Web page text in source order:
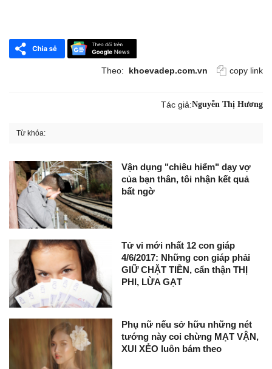
Theo: khoevadep.com.vn copy link
Tác giả:Nguyễn Thị Hương
Từ khóa:
Vận dụng "chiêu hiểm" dạy vợ
của bạn thân, tôi nhận kết quả
bất ngờ
Tử vi mới nhất 12 con giáp
4/6/2017: Những con giáp phải
GIỮ CHẶT TIỀN, cẩn thận THỊ
PHI, LỪA GẠT
Phụ nữ nếu sở hữu những nét
tướng này coi chừng MẠT VẬN,
XUI XẺO luôn bám theo